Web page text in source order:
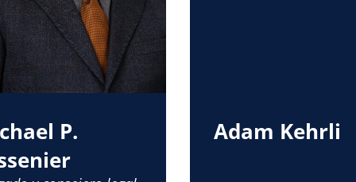
P.
Adam Kehrli